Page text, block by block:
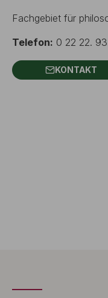
Fachgebiet für
Telefon: 0 22 22.
KONTAKT